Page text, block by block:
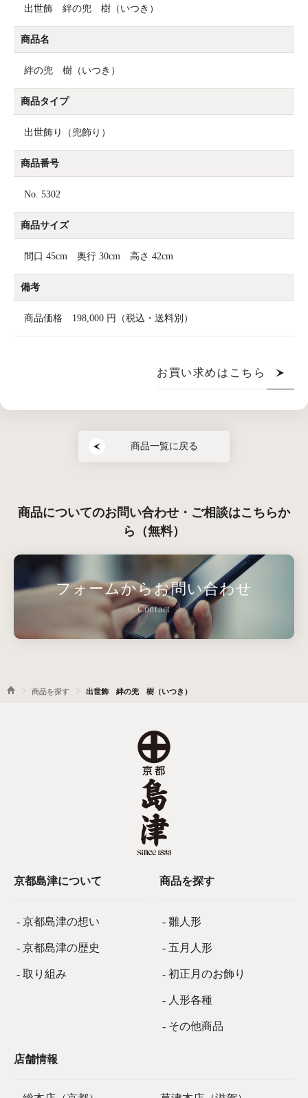
出世飾 絆の兜 樹（いつき）
商品名
絆の兜 樹（いつき）
商品タイプ
出世飾り（兜飾り）
商品番号
No. 5302
商品サイズ
間口 45cm 奥行 30cm 高さ 42cm
備考
商品価格 198,000 円（税込・送料別）
お買い求めはこちら
商品一覧に戻る
商品についてのお問い合わせ・ご相談はこちらか
ら（無料）
フォームからお問い合わせ
Contact
商品を探す 出世飾 絆の兜 樹（いつき）
京都島津について
- 京都島津の想い
- 京都島津の歴史
- 取り組み
商品を探す
- 雛人形
- 五月人形
- 初正月のお飾り
- 人形各種
- その他商品
店舗情報